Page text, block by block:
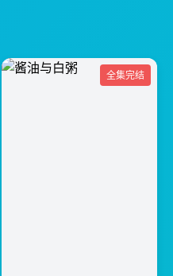
全集完结